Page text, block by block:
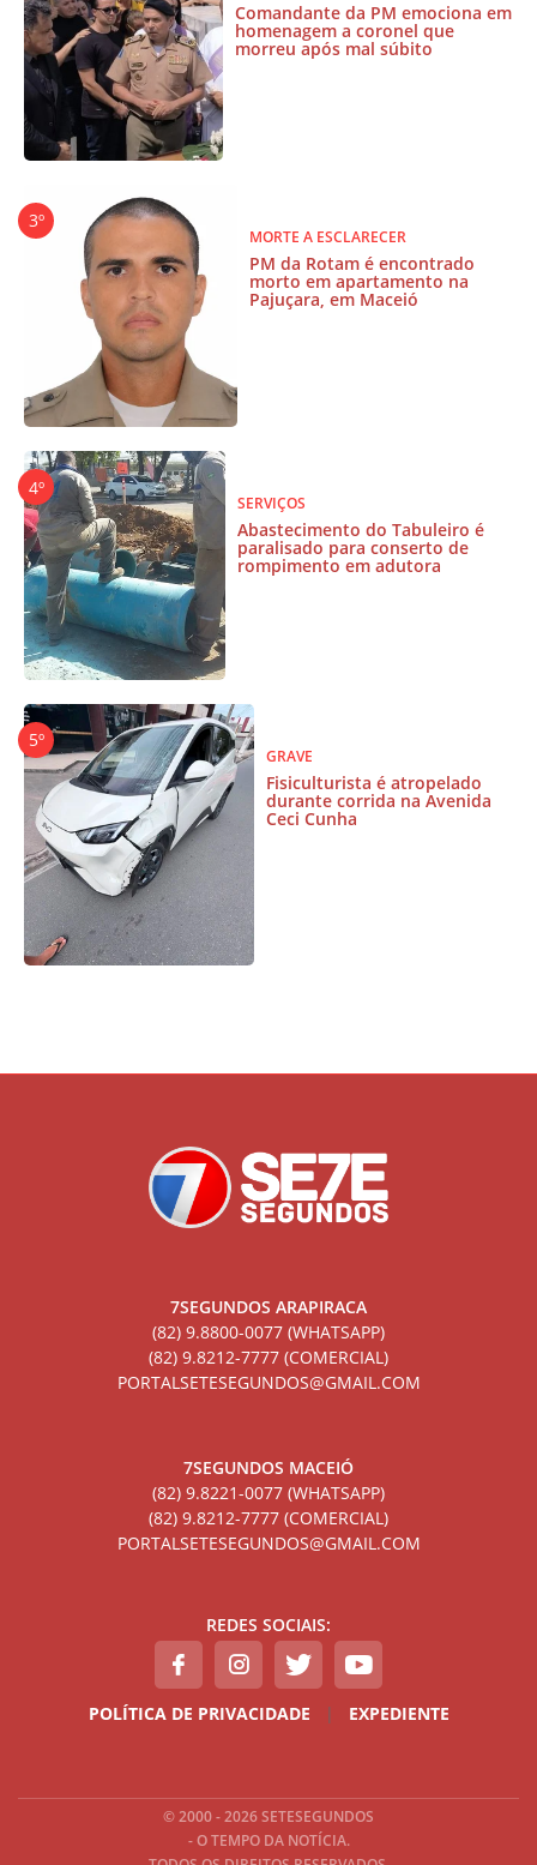
Comandante da PM emociona em
homenagem a coronel que
morreu após mal súbito
MORTE A ESCLARECER
PM da Rotam é encontrado
morto em apartamento na
Pajuçara, em Maceió
SERVIÇOS
Abastecimento do Tabuleiro é
paralisado para conserto de
rompimento em adutora
GRAVE
Fisiculturista é atropelado
durante corrida na Avenida
Ceci Cunha
7SEGUNDOS ARAPIRACA
(82) 9.8800-0077 (WHATSAPP)
(82) 9.8212-7777 (COMERCIAL)
PORTALSETESEGUNDOS@GMAIL.COM
7SEGUNDOS MACEIÓ
(82) 9.8221-0077 (WHATSAPP)
(82) 9.8212-7777 (COMERCIAL)
PORTALSETESEGUNDOS@GMAIL.COM
REDES SOCIAIS:
POLÍTICA DE PRIVACIDADE | EXPEDIENTE
© 2000 - 2026 SETESEGUNDOS
- O TEMPO DA NOTÍCIA.